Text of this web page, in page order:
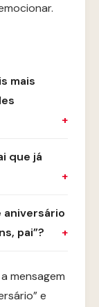
mais
que já
aniversário
pai”?
mensagem
e